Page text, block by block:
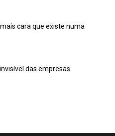
2030 da The Navigator Company
indicadores
claros, assegurando não
como também a sua tradução
e estratégicas.
mais cara que existe numa
das empresas